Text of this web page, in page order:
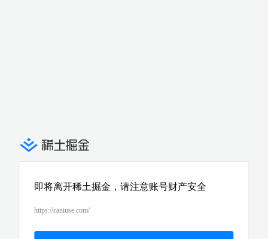
即将离开稀土掘金，请注意账号财产安全
https://caniuse.com/